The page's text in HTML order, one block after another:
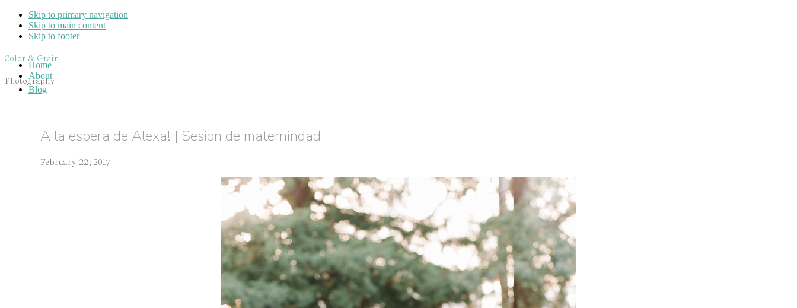
Skip to primary navigation
Skip to main content
Skip to footer
Color & Grain
Photography
Blog
Home
About
A la espera de Alexa! | Sesion de maternindad
February 22, 2017